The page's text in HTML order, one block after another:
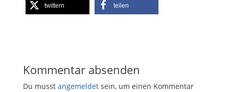
twittern teilen
Kommentar absenden
Du musst angemeldetsein, um einen Kommentar